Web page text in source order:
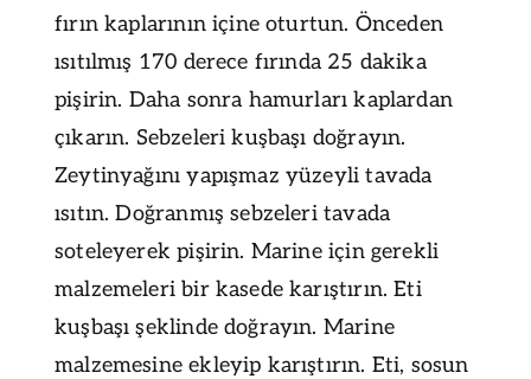
fırın kaplarının içine oturtun. Önceden
ısıtılmış 170 derece fırında 25 dakika
pişirin. Daha sonra hamurları kaplardan
çıkarın. Sebzeleri kuşbaşı doğrayın.
Zeytinyağını yapışmaz yüzeyli tavada
ısıtın. Doğranmış sebzeleri tavada
soteleyerek pişirin. Marine için gerekli
malzemeleri bir kasede karıştırın. Eti
kuşbaşı şeklinde doğrayın. Marine
malzemesine ekleyip karıştırın. Eti, sosun